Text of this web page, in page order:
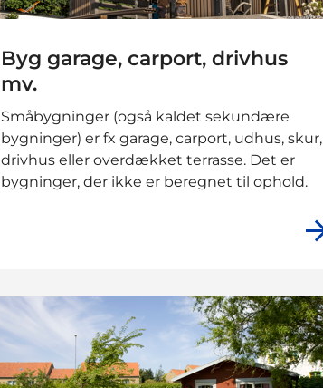
Byg garage, carport, drivhus
mv.
Småbygninger (også kaldet sekundære
bygninger) er fx garage, carport, udhus, skur,
drivhus eller overdækket terrasse. Det er
bygninger, der ikke er beregnet til ophold.